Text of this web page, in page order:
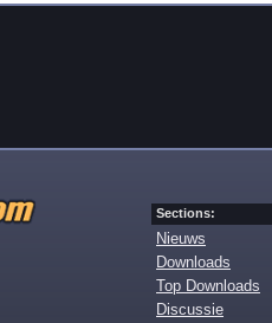
Sections:
Nieuws
Downloads
Top Downloads
Discussie